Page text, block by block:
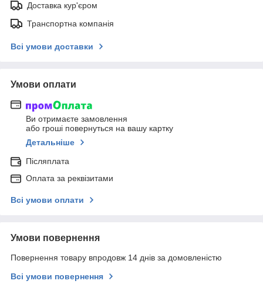
Доставка кур'єром
Транспортна компанія
Всі умови доставки
Умови оплати
Ви отримаєте замовлення
або гроші повернуться на вашу картку
Детальніше
Післяплата
Оплата за реквізитами
Всі умови оплати
Умови повернення
Повернення товару впродовж 14 днів за домовленістю
Всі умови повернення